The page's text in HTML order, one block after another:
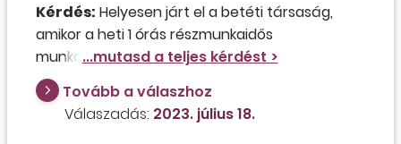
Kérdés: Helyesen járt el a betéti társaság,
amikor a heti 1 órás részmunkaidős
munkaviszonyban, havi 10 ezer forint
munkabérért közreműködő
társadalombiztosítási járulékát a minimálbér
30 százalékának figyelembevételével vallotta
Tovább a válaszhoz
Válaszadás: 2023. július 18.